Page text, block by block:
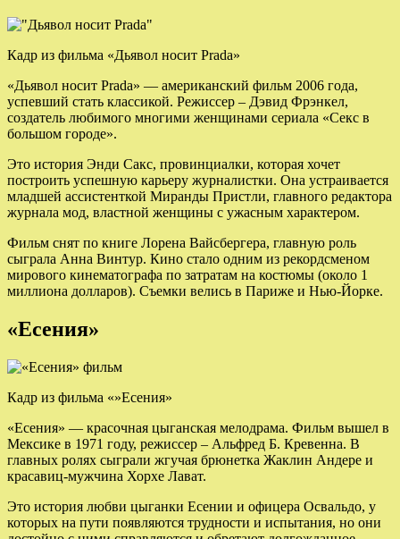
Кадр из фильма «Дьявол носит Prada»
«Дьявол носит Prada» — американский фильм 2006 года,
успевший стать классикой. Режиссер – Дэвид Фрэнкел,
создатель любимого многими женщинами сериала «Секс в
большом городе».
Это история Энди Сакс, провинциалки, которая хочет
построить успешную карьеру журналистки. Она устраивается
младшей ассистенткой Миранды Пристли, главного редактора
журнала мод, властной женщины с ужасным характером.
Фильм снят по книге Лорена Вайсбергера, главную роль
сыграла Анна Винтур. Кино стало одним из рекордсменом
мирового кинематографа по затратам на костюмы (около 1
миллиона долларов). Съемки велись в Париже и Нью-Йорке.
«Есения»
Кадр из фильма «»Есения»
«Есения» — красочная цыганская мелодрама. Фильм вышел в
Мексике в 1971 году, режиссер – Альфред Б. Кревенна. В
главных ролях сыграли жгучая брюнетка Жаклин Андере и
красавиц-мужчина Хорхе Лават.
Это история любви цыганки Есении и офицера Освальдо, у
которых на пути появляются трудности и испытания, но они